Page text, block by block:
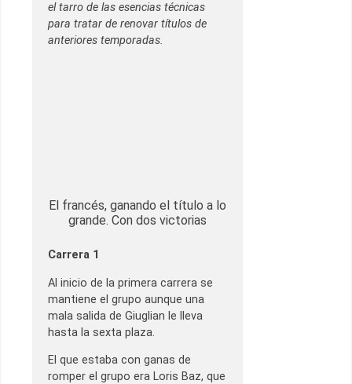
el tarro de las esencias técnicas
para tratar de renovar títulos de
anteriores temporadas.
El francés, ganando el título a lo
grande. Con dos victorias
Carrera 1
Al inicio de la primera carrera se
mantiene el grupo aunque una
mala salida de Giuglian le lleva
hasta la sexta plaza.
El que estaba con ganas de
romper el grupo era Loris Baz, que